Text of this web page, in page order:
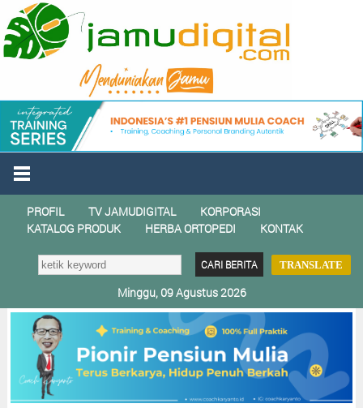
PROFIL TV JAMUDIGITAL
KORPORASI
KATALOG PRODUK
HERBA ORTOPEDI KONTAK
TRANSLATE
Minggu, 09 Agustus 2026